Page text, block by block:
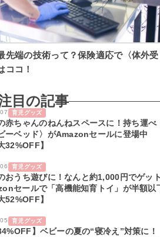
先端の技術って？保険適応で〈体外受
ココ！
目の記事
育児グッズ
赤ちゃんのねんねスペースに！持ち運べ
ーベッド〉がAmazonセールに登場中
】
育児グッズ
おうち遊びに！なんと約1,000円でゲッ
セールで「高機能知育トイ」が半額以
52%OFF】
育児グッズ
】ベビーの夏の“寝冷え”対策に！